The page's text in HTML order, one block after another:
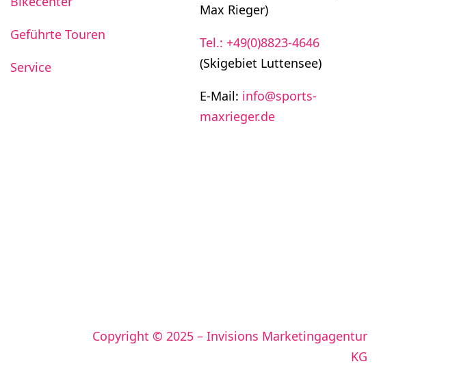
Geführte Touren
Service
Max Rieger)
Tel.: +49(0)8823-4646
(Skigebiet Luttensee)
E-Mail: info@sports-
maxrieger.de
Copyright © 2025 – Invisions Marketingagentur
KG